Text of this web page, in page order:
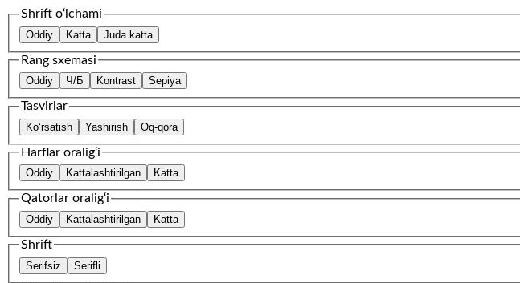
Shrift o‘lchami
Oddiy Katta Juda katta
Rang sxemasi
Oddiy Ч/Б Kontrast Sepiya
Tasvirlar
Ko‘rsatish Yashirish Oq-qora
Harflar oralig‘i
Oddiy Kattalashtirilgan Katta
Qatorlar oralig‘i
Oddiy Kattalashtirilgan Katta
Shrift
Serifsiz Serifli